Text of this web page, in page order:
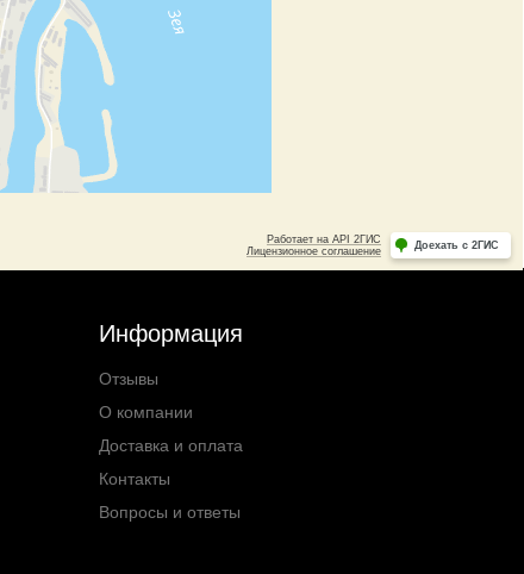
Информация
Отзывы
О компании
Доставка и оплата
Контакты
Вопросы и ответы